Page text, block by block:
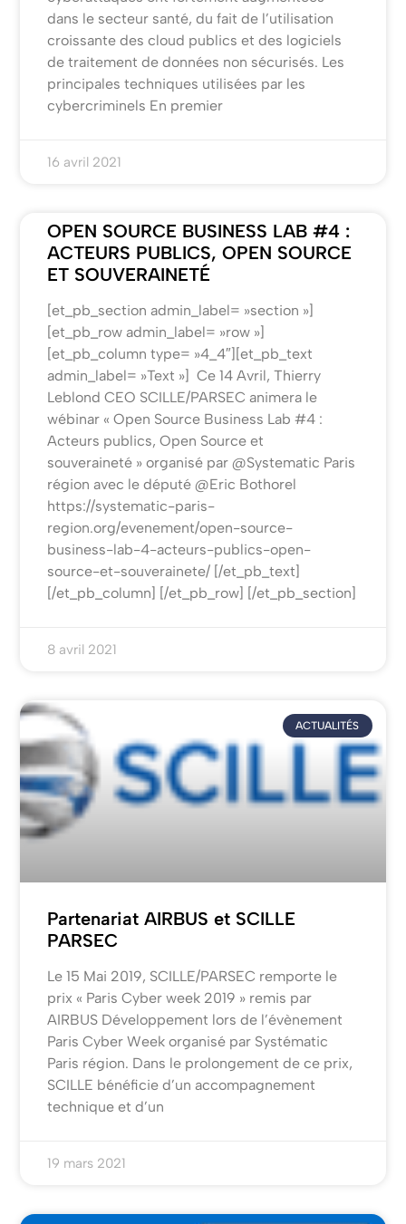
dans le secteur santé, du fait de l’utilisation
croissante des cloud publics et des logiciels
de traitement de données non sécurisés. Les
principales techniques utilisées par les
cybercriminels En premier
16 avril 2021
OPEN SOURCE BUSINESS LAB #4 :
ACTEURS PUBLICS, OPEN SOURCE
ET SOUVERAINETÉ
[et_pb_section admin_label= »section »]
[et_pb_row admin_label= »row »]
[et_pb_column type= »4_4″][et_pb_text
admin_label= »Text »] Ce 14 Avril, Thierry
Leblond CEO SCILLE/PARSEC animera le
wébinar « Open Source Business Lab #4 :
Acteurs publics, Open Source et
souveraineté » organisé par @Systematic Paris
région avec le député @Eric Bothorel
https://systematic-paris-
region.org/evenement/open-source-
business-lab-4-acteurs-publics-open-
source-et-souverainete/ [/et_pb_text]
[/et_pb_column] [/et_pb_row] [/et_pb_section]
8 avril 2021
ACTUALITÉS
Partenariat AIRBUS et SCILLE
PARSEC
Le 15 Mai 2019, SCILLE/PARSEC remporte le
prix « Paris Cyber week 2019 » remis par
AIRBUS Développement lors de l’évènement
Paris Cyber Week organisé par Systématic
Paris région. Dans le prolongement de ce prix,
SCILLE bénéficie d’un accompagnement
technique et d’un
19 mars 2021